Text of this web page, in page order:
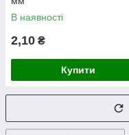
В наявності
2,10 ₴
Купити